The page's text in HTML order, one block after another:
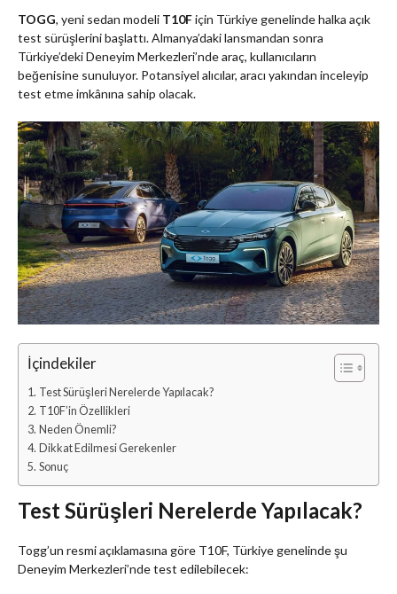
TOGG, yeni sedan modeli T10Fiçin Türkiye genelinde halka açık
test sürüşlerini başlattı. Almanya’daki lansmandan sonra
Türkiye’deki Deneyim Merkezleri’nde araç, kullanıcıların
beğenisine sunuluyor. Potansiyel alıcılar, aracı yakından inceleyip
test etme imkânına sahip olacak.
İçindekiler
Test Sürüşleri Nerelerde Yapılacak?
T10F’in Özellikleri
Neden Önemli?
Dikkat Edilmesi Gerekenler
Sonuç
Test Sürüşleri Nerelerde Yapılacak?
Togg’un resmi açıklamasına göre T10F, Türkiye genelinde şu
Deneyim Merkezleri’nde test edilebilecek: